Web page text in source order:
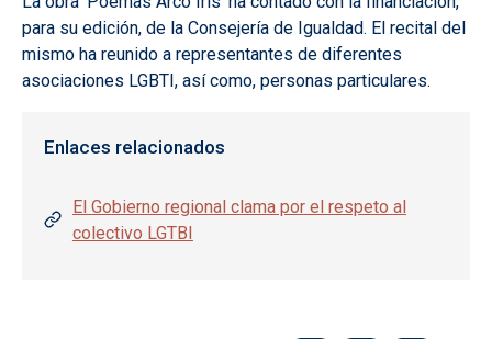
para su edición, de la Consejería de Igualdad. El recital del
mismo ha reunido a representantes de diferentes
asociaciones LGBTI, así como, personas particulares.
Enlaces relacionados
El Gobierno regional clama por el respeto al
colectivo LGTBI